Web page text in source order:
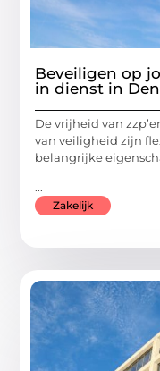
Beveiligen op
in dienst in
De vrijheid van
van veiligheid zijn
belangrijke
...
Zakelijk